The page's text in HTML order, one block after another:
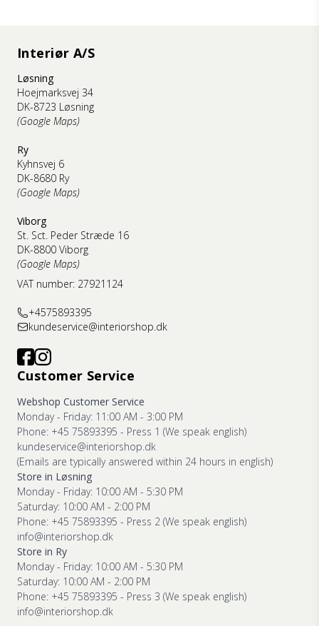
Interiør A/S
Løsning
Hoejmarksvej 34
DK-8723 Løsning
(Google Maps)
Ry
Kyhnsvej 6
DK-8680 Ry
(Google Maps)
Viborg
St. Sct. Peder Stræde 16
DK-8800 Viborg
(Google Maps)
VAT number: 27921124
+4575893395
kundeservice@interiorshop.dk
Customer Service
Webshop Customer Service
Monday - Friday: 11:00 AM - 3:00 PM
Phone: +45 75893395 - Press 1 (We speak english)
kundeservice@interiorshop.dk
(Emails are typically answered within 24 hours in english)
Store in Løsning
Monday - Friday: 10:00 AM - 5:30 PM
Saturday: 10:00 AM - 2:00 PM
Phone: +45 75893395 - Press 2 (We speak english)
info@interiorshop.dk
Store in Ry
Monday - Friday: 10:00 AM - 5:30 PM
Saturday: 10:00 AM - 2:00 PM
Phone: +45 75893395 - Press 3 (We speak english)
info@interiorshop.dk